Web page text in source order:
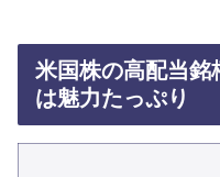
米国株の高配当銘
は魅力たっぷり